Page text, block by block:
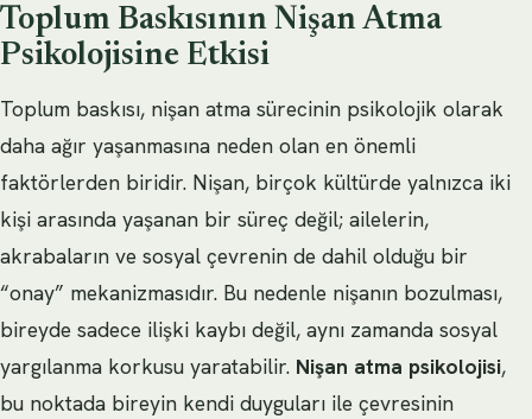
Toplum Baskısının Nişan Atma
Psikolojisine Etkisi
Toplum baskısı, nişan atma sürecinin psikolojik olarak
daha ağır yaşanmasına neden olan en önemli
faktörlerden biridir. Nişan, birçok kültürde yalnızca iki
kişi arasında yaşanan bir süreç değil; ailelerin,
akrabaların ve sosyal çevrenin de dahil olduğu bir
“onay” mekanizmasıdır. Bu nedenle nişanın bozulması,
bireyde sadece ilişki kaybı değil, aynı zamanda sosyal
yargılanma korkusu yaratabilir. Nişan atma psikolojisi,
bu noktada bireyin kendi duyguları ile çevresinin